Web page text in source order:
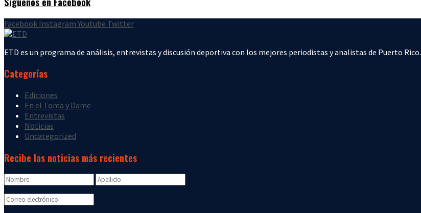
Facebook Instagram Youtube Twitter
ETD es un programa de análisis, entrevistas y discusión deportiva con los mejores periodistas y analistas de Puerto Rico.
Categorías
Ediciones
En el Toma y Dame
Entrevistas
Noticias
Uncategorized
Recibe las noticias más recientes